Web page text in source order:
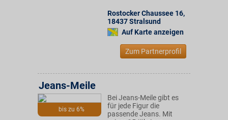
Rostocker Chaussee 16,
18437Stralsund
Auf Karte anzeigen
Zum Partnerprofil
bis zu 6%
Jeans-Meile
Bei Jeans-Meile gibt es
für jede Figur die
passende Jeans. Mit